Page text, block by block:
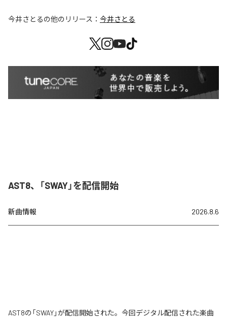
今井さとるの他のリリース： 今井さとる
AST8、「SWAY」を配信開始
新曲情報 2026.8.6
AST8の「SWAY」が配信開始された。今回デジタル配信された楽曲